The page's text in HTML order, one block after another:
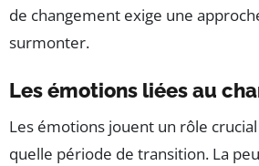
de changement exige une
surmonter.
Les émotions liées au
Les émotions jouent un rôle
quelle période de transition. La